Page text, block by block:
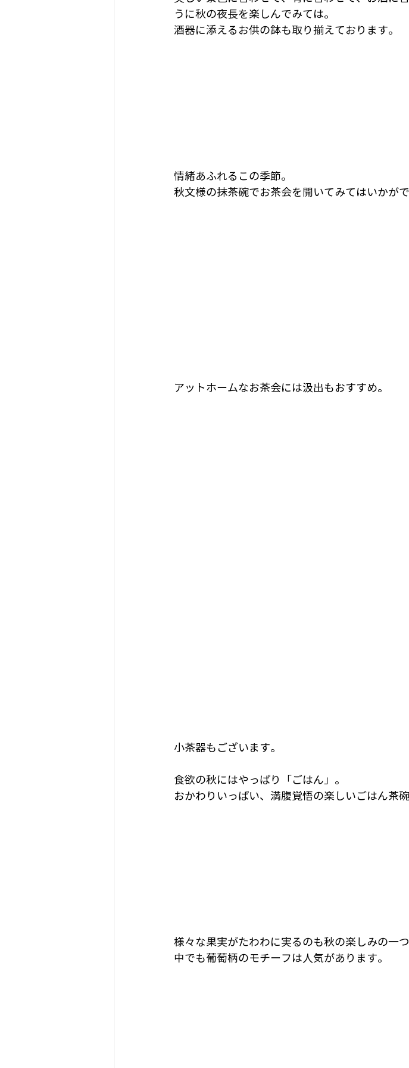
うに秋の夜長を楽しんでみては。
酒器に添えるお供の鉢も取り揃えております。
情緒あふれるこの季節。
秋文様の抹茶碗でお茶会を開いてみてはいかがで
アットホームなお茶会には汲出もおすすめ。
小茶器もございます。
食欲の秋にはやっぱり「ごはん」。
おかわりいっぱい、満腹覚悟の楽しいごはん茶碗
様々な果実がたわわに実るのも秋の楽しみの一つ
中でも葡萄柄のモチーフは人気があります。